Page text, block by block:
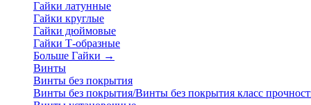
Гайки латунные
Гайки круглые
Гайки дюймовые
Гайки Т-образные
Больше Гайки →
Винты
Винты без покрытия
Винты без покрытия/Винты без покрытия класс